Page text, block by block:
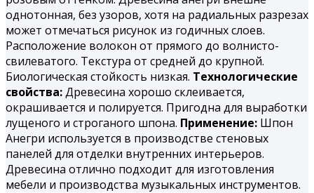
однотонная, без узоров, хотя на радиальных разрезах
может отмечаться рисунок из годичных слоев.
Расположение волокон от прямого до волнисто-
свилеватого. Текстура от средней до крупной.
Биологическая стойкость низкая. Технологические
свойства:Древесина хорошо склеивается,
окрашивается и полируется. При­годна для выработки
лущеного и строганого шпона. Применение: Шпон
Анегри используется в производстве стеновых
панелей для отделки внутренних интерьеров.
Древесина отлично подходит для изготовления
мебели и производства музыкальных инструментов.